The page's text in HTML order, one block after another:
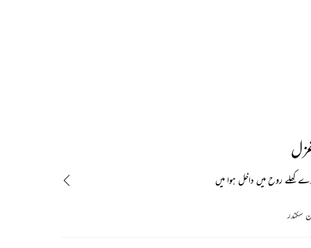
کھلے روح میں داخل ہوا میں
سکندر